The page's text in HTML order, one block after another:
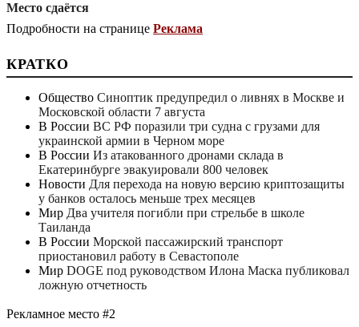
Место сдаётся
Подробности на странице Реклама
КРАТКО
Общество Синоптик предупредил о ливнях в Москве и
Московской области 7 августа
В России ВС РФ поразили три судна с грузами для
украинской армии в Черном море
В России Из атакованного дронами склада в
Екатеринбурге эвакуировали 800 человек
Новости Для перехода на новую версию криптозащиты
у банков осталось меньше трех месяцев
Мир Два учителя погибли при стрельбе в школе
Таиланда
В России Морской пассажирский транспорт
приостановил работу в Севастополе
Мир DOGE под руководством Илона Маска публиковал
ложную отчетность
Рекламное место #2